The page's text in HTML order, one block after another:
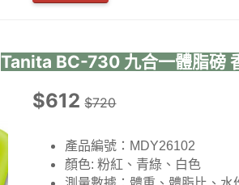
Tanita BC-730 九合一體脂磅
$612 $720
產品編號： MDY26102
顏色: 粉紅、青綠、白色